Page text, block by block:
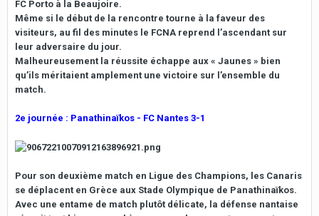
FC Porto à la Beaujoire.
Même si le début de la rencontre tourne à la faveur des
visiteurs, au fil des minutes le FCNA reprend l’ascendant sur
leur adversaire du jour.
Malheureusement la réussite échappe aux « Jaunes » bien
qu’ils méritaient amplement une victoire sur l’ensemble du
match.
2e journée : Panathinaïkos - FC Nantes 3-1
Pour son deuxième match en Ligue des Champions, les Canaris
se déplacent en Grèce aux Stade Olympique de Panathinaïkos.
Avec une entame de match plutôt délicate, la défense nantaise